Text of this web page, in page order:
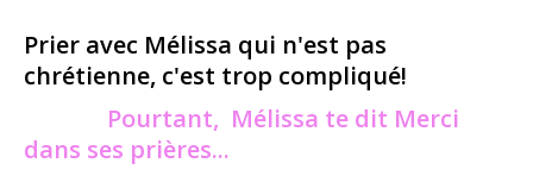
Prier avec Mélissa qui n'est pas
chrétienne, c'est trop compliqué!
Pourtant, Mélissa te dit Merci
dans ses prières...